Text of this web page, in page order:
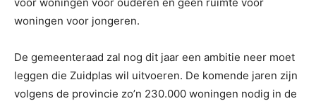
woningen voor jongeren.
De gemeenteraad zal nog dit jaar een ambitie neer moet
leggen die Zuidplas wil uitvoeren. De komende jaren zijn
volgens de provincie zo’n 230.000 woningen nodig in de